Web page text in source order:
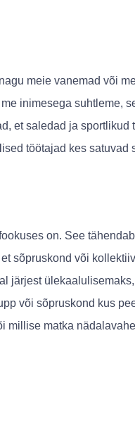
meie vanemad või
inimesega suhtleme,
et saledad ja sportlikud
töötajad kes
on. See
sõpruskond või
järjest
või sõpruskond kus
millise matka